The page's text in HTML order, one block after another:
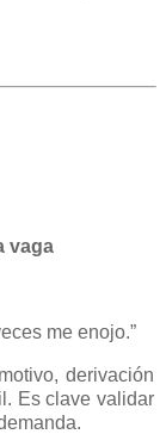
vaga
me enojo.”
derivación
Es clave validar